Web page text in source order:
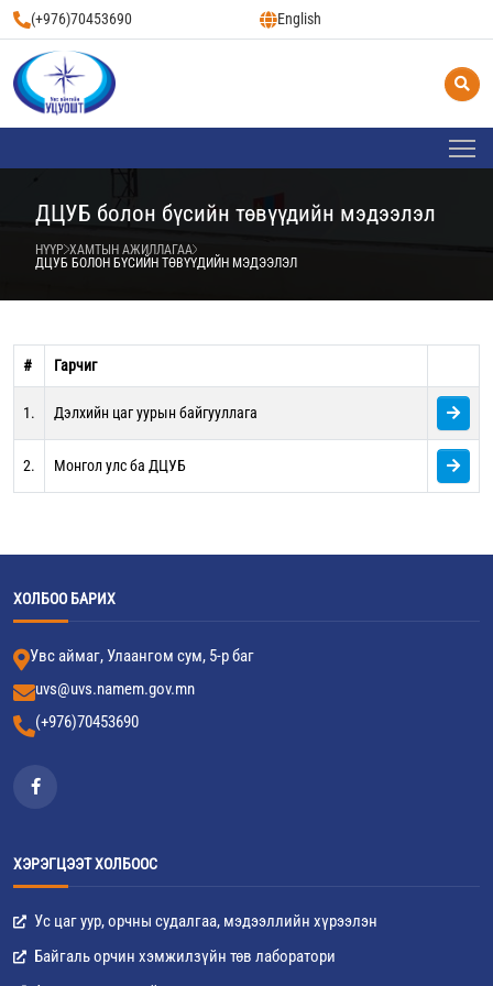
(+976)70453690 English
ДЦУБ болон бүсийн төвүүдийн мэдээлэл
НҮҮР ХАМТЫН АЖИЛЛАГАА
ДЦУБ БОЛОН БҮСИЙН ТӨВҮҮДИЙН МЭДЭЭЛЭЛ
# Гарчиг
1. Дэлхийн цаг уурын байгууллага
2. Монгол улс ба ДЦУБ
ХОЛБОО БАРИХ
Увс аймаг, Улаангом сум, 5-р баг
uvs@uvs.namem.gov.mn
(+976)70453690
ХЭРЭГЦЭЭТ ХОЛБООС
Ус цаг уур, орчны судалгаа, мэдээллийн хүрээлэн
Байгаль орчин хэмжилзүйн төв лаборатори